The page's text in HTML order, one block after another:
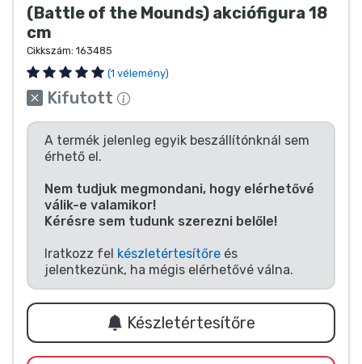
(Battle of the Mounds) akciófigura 18
cm
Cikkszám: 163485
(1 vélemény)
Kifutott
A termék jelenleg egyik beszállítónknál sem
érhető el.
Nem tudjuk megmondani, hogy elérhetővé
válik-e valamikor!
Kérésre sem tudunk szerezni belőle!
Iratkozz fel készletértesítőre és
jelentkezünk, ha mégis elérhetővé válna.
Készletértesítőre
Terméktípusok
Márkák